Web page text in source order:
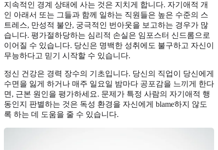
지속적인 경계 상태에 사는 것은 지치게 합니다. 자기애적 개
인 아래서 또는 그들과 함께 일하는 직원들은 높은 수준의 스
트레스, 만성적 불안, 궁극적인 번아웃을 보고하는 경우가 많
습니다. 평가절하당하는 심리적 손실은 임포스터 신드롬으로
이어질 수 있습니다. 당신은 명백한 성취에도 불구하고 자신이
무능하다고 믿기 시작할 수 있습니다.
정신 건강은 경력 장수의 기초입니다. 당신의 직업이 당신에게
수면을 잃게 하거나 매주 일요일 밤마다 공포감을 느끼게 한다
면, 근본 원인을 평가하세요. 문제가 특정 사람의 자기애적 행
동인지 판별하는 것은 독성 환경을 자신에게 blame하지 않도
록 하는 데 도움을 줄 수 있습니다.